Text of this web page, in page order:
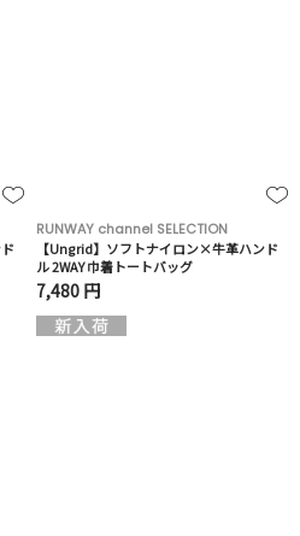
RUNWAY channel SELECTION
【Ungrid】ソフトナイロン×牛革ハンド
ル 2WAY 巾着トートバッグ
7,480 円